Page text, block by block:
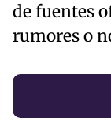
de fuentes
rumores o